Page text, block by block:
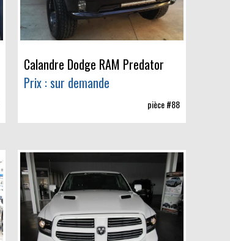
Calandre Dodge RAM Predator
Prix : sur demande
pièce #88